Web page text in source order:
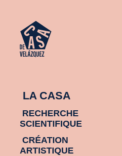
LA CASA
RECHERCHE
SCIENTIFIQUE
CRÉATION
ARTISTIQUE